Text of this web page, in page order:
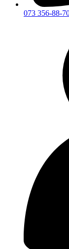
073 356-88-